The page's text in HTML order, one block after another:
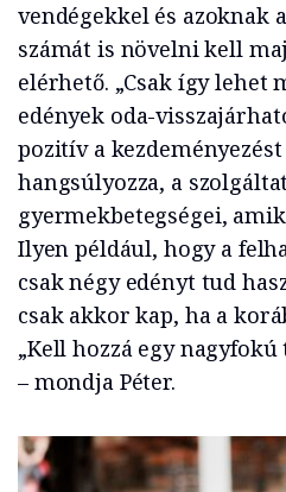
vendégekkel és azoknak
számát is növelni kell
elérhető. „Csak így lehet
edények oda-
pozitív a
hangsúlyozza, a
gyermekbetegségei,
Ilyen például, hogy a
csak négy edényt tud
csak akkor kap, ha a
„Kell hozzá egy nagyfokú
– mondja Péter.